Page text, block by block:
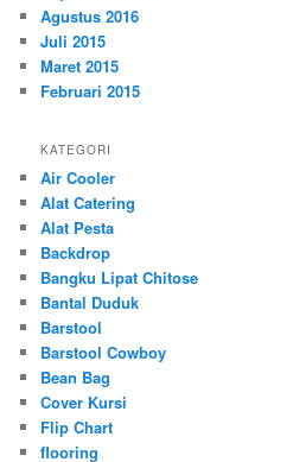
Agustus 2016
Juli 2015
Maret 2015
Februari 2015
KATEGORI
Air Cooler
Alat Catering
Alat Pesta
Backdrop
Bangku Lipat Chitose
Bantal Duduk
Barstool
Barstool Cowboy
Bean Bag
Cover Kursi
Flip Chart
flooring